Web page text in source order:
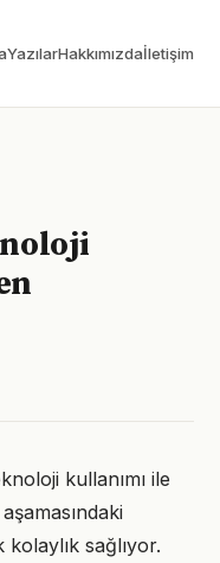
YazılarHakkımızdaİletişim
kullanımı ile
sağlıyor.